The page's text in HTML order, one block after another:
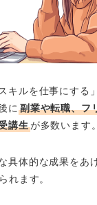
キルを仕事にする
に副業や転職、フ
講生が多数います。
具体的な成果をあ
れます。